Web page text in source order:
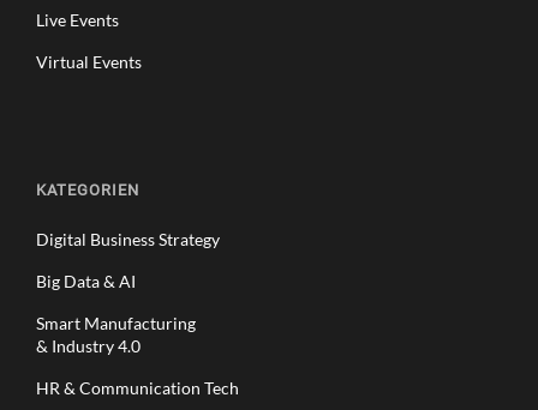
Live Events
Virtual Events
KATEGORIEN
Digital Business Strategy
Big Data & AI
Smart Manufacturing
& Industry 4.0
HR & Communication Tech